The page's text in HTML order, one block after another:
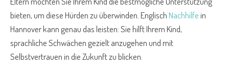
bieten, um diese Hürden zu überwinden. EnglischNachhilfein
Hannover kann genau das leisten: Sie hilft Ihrem Kind,
sprachliche Schwächen gezielt anzugehen und mit
Selbstvertrauen in die Zukunft zu blicken.